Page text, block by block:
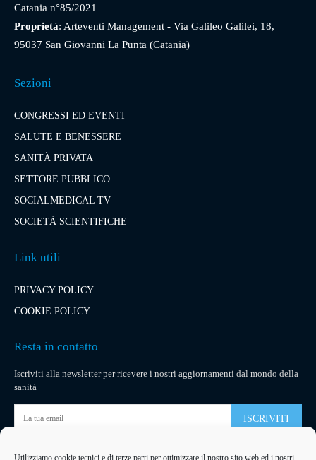
Utilizziamo cookie tecnici e di terze parti per ottimizzare il nostro sito web ed i nostri
Catania n°85/2021
Proprietà: Arteventi Management - Via Galileo Galilei, 18,
95037 San Giovanni La Punta (Catania)
Sezioni
CONGRESSI ED EVENTI
SALUTE E BENESSERE
SANITÀ PRIVATA
SETTORE PUBBLICO
SOCIALMEDICAL TV
SOCIETÀ SCIENTIFICHE
Link utili
PRIVACY POLICY
COOKIE POLICY
Resta in contatto
Iscriviti alla newsletter per ricevere i nostri aggiornamenti dal mondo della
sanità
ISCRIVITI